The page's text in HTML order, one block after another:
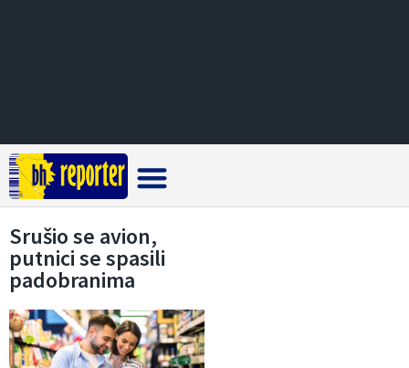
Srušio se avion,
putnici se spasili
padobranima